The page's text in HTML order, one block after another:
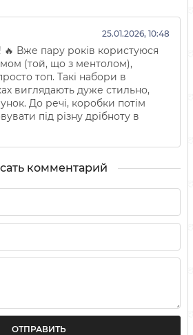
25.01.2026, 10:48
Вже пару років користуюся
(той, що з ментолом),
топ. Такі набори в
виглядають дуже стильно,
До речі, коробки потім
під різну дрібноту в
комментарий
ОТПРАВИТЬ